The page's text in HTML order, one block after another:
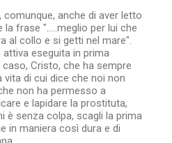
comunque, anche di aver letto
la frase ".....meglio per lui che
al collo e si getti nel mare".
attiva eseguita in prima
Cristo, che ha sempre
vita di cui dice che noi non
non ha permesso a
e lapidare la prostituta,
è senza colpa, scagli la prima
in maniera così dura e di